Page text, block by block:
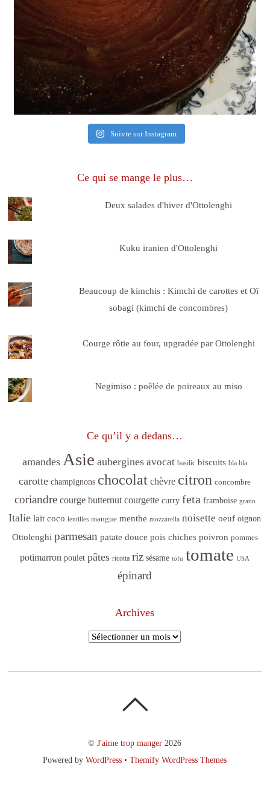
Suivre sur Instagram
Ce qui se mange le plus…
Deux salades d'hiver d'Ottolenghi
Kuku iranien d'Ottolenghi
Beaucoup de kimchis : Kimchi de carottes et Oï
sobagi (kimchi de concombres)
Courge rôtie au four, upgradée par Ottolenghi
Negimiso : poêlée de poireaux au miso
Ce qu’il y a dedans…
amandes Asie aubergines avocat basilic biscuits bla bla
carotte champignons chocolat chèvre citron concombre
coriandre courge butternut courgette curry feta framboise gratin
Italie lait coco lentilles mangue menthe mozzarella noisette oeuf oignon
Ottolenghi parmesan patate douce pois chiches poivron pommes
potimarron poulet pâtes ricotta riz sésame tofu tomate USA
épinard
Archives
Archives
©J'aime trop manger 2026
Powered byWordPress •Themify WordPress Themes